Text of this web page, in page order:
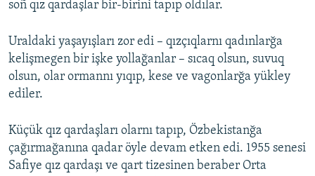
soñ qız qardaşlar bir-birini tapıp oldılar.
Uraldaki yaşayışları zor edi – qızçıqlarnı qadınlarğa
kelişmegen bir işke yollağanlar – sıcaq olsun, suvuq
olsun, olar ormannı yıqıp, kese ve vagonlarğa yükley
ediler.
Küçük qız qardaşları olarnı tapıp, Özbekistanğa
çağırmağanına qadar öyle devam etken edi. 1955 senesi
Safiye qız qardaşı ve qart tizesinen beraber Orta